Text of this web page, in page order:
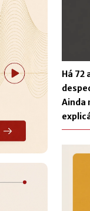
Há 72
Ainda